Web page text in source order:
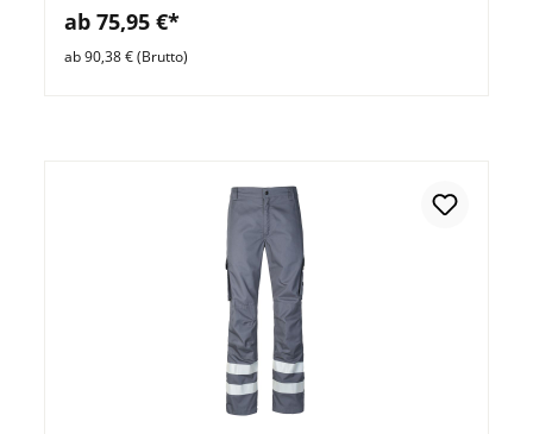
ab 75,95 €*
ab 90,38 € (Brutto)